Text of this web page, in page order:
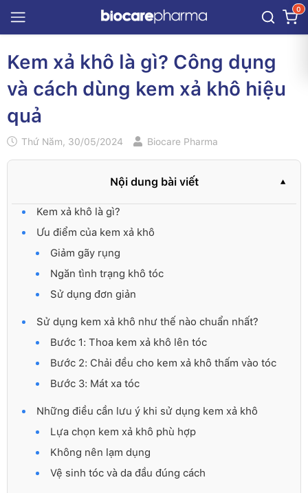
0
Kem xả khô là gì? Công dụng
và cách dùng kem xả khô hiệu
quả
Thứ Năm, 30/05/2024 Biocare Pharma
Nội dung bài viết
Kem xả khô là gì?
Ưu điểm của kem xả khô
Giảm gãy rụng
Ngăn tình trạng khô tóc
Sử dụng đơn giản
Sử dụng kem xả khô như thế nào chuẩn nhất?
Bước 1: Thoa kem xả khô lên tóc
Bước 2: Chải đều cho kem xả khô thấm vào tóc
Bước 3: Mát xa tóc
Những điều cần lưu ý khi sử dụng kem xả khô
Lựa chọn kem xả khô phù hợp
Không nên lạm dụng
Vệ sinh tóc và da đầu đúng cách